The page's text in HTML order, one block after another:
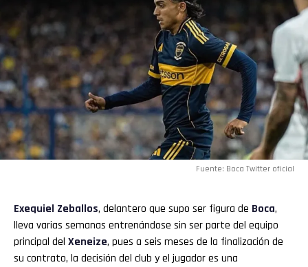
Fuente: Boca Twitter oficial
Exequiel Zeballos, delantero que supo ser figura de Boca,
lleva varias semanas entrenándose sin ser parte del equipo
principal del Xeneize, pues a seis meses de la finalización de
su contrato, la decisión del club y el jugador es una